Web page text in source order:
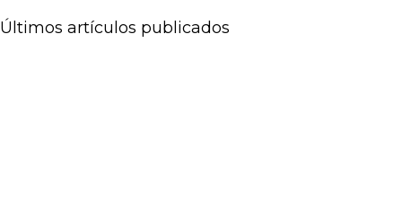
Últimos artículos publicados